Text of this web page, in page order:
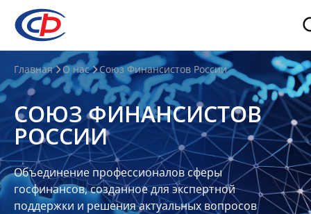
О
нас
О
СФР
Совет
Союза
Участники
Главная О нас Союз Финансистов России
СОЮЗ ФИНАНСИСТОВ
РОССИИ
Объединение профессионалов сферы
госфинансов, созданное для экспертной
поддержки и решения актуальных вопросов